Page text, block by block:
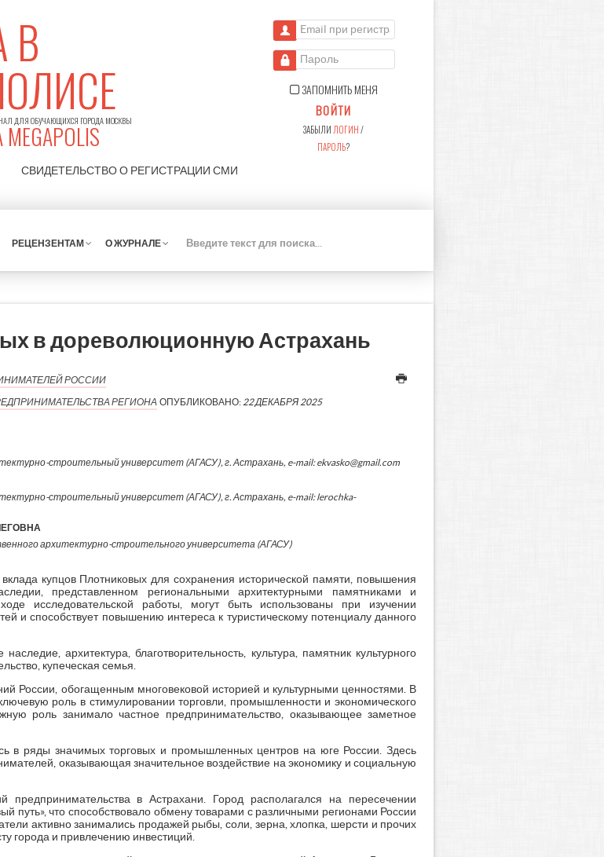
В
ДЛЯ ОБУЧАЮЩИХСЯ ГОРОДА МОСКВЫ
MEGAPOLIS
СВИДЕТЕЛЬСТВО О РЕГИСТРАЦИИ СМИ
Email при регистрации
Пароль
ЗАПОМНИТЬ МЕНЯ
ВОЙТИ
ЗАБЫЛИ ЛОГИН/
ПАРОЛЬ?
РЕЦЕНЗЕНТАМ О ЖУРНАЛЕ
К
в дореволюционную Астрахань
РОССИИ
РЕГИОНА ОПУБЛИКОВАНО: 22 ДЕКАБРЯ 2025
строительный университет (АГАСУ), г. Астрахань, e-mail: ekvasko@gmail.com
строительный университет (АГАСУ), г. Астрахань, e-mail: lerochka-
архитектурно-строительного университета (АГАСУ)
купцов Плотниковых для сохранения исторической памяти, повышения
представленном региональными архитектурными памятниками и
исследовательской работы, могут быть использованы при изучении
и способствует повышению интереса к туристическому потенциалу данного
наследие, архитектура, благотворительность, культура, памятник культурного
купеческая семья.
России, обогащенным многовековой историей и культурными ценностями. В
роль в стимулировании торговли, промышленности и экономического
роль занимало частное предпринимательство, оказывающее заметное
в ряды значимых торговых и промышленных центров на юге России. Здесь
оказывающая значительное воздействие на экономику и социальную
в Астрахани. Город располагался на пересечении
путь», что способствовало обмену товарами с различными регионами России
активно занимались продажей рыбы, соли, зерна, хлопка, шерсти и прочих
города и привлечению инвестиций.